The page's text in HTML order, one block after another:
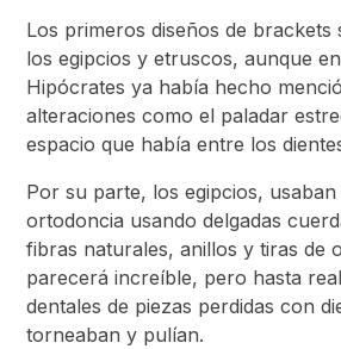
Los primeros diseños de brackets
los egipcios y etruscos, aunque
Hipócrates ya había hecho
alteraciones como el paladar
espacio que había entre los
Por su parte, los egipcios,
ortodoncia usando delgadas
fibras naturales, anillos y tiras de
parecerá increíble, pero hasta
dentales de piezas perdidas con
torneaban y pulían.